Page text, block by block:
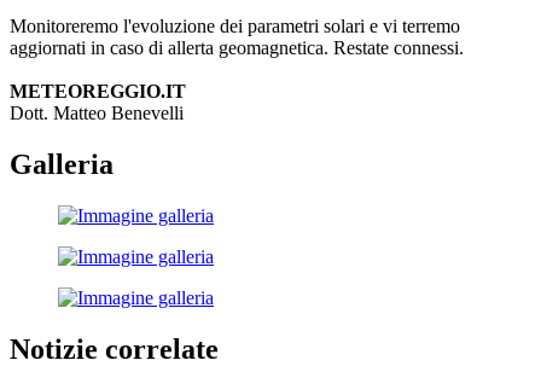
Monitoreremo l'evoluzione dei parametri solari e vi terremo
aggiornati in caso di allerta geomagnetica. Restate connessi.
METEOREGGIO.IT
Dott. Matteo Benevelli
Galleria
Notizie correlate